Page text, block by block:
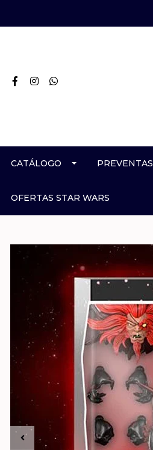
CATÁLOGO PREVENTAS
OFERTAS STAR WARS